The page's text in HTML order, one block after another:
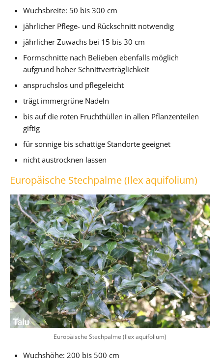
Wuchsbreite: 50 bis 300 cm
jährlicher Pflege- und Rückschnitt notwendig
jährlicher Zuwachs bei 15 bis 30 cm
Formschnitte nach Belieben ebenfalls möglich
aufgrund hoher Schnittverträglichkeit
anspruchslos und pflegeleicht
trägt immergrüne Nadeln
bis auf die roten Fruchthüllen in allen Pflanzenteilen
giftig
für sonnige bis schattige Standorte geeignet
nicht austrocknen lassen
Europäische Stechpalme (Ilex aquifolium)
Europäische Stechpalme (Ilex aquifolium)
Wuchshöhe: 200 bis 500 cm